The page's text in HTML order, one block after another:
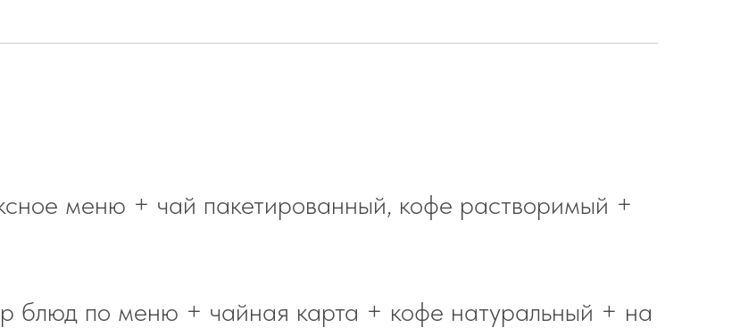
меню + чай пакетированный, кофе растворимый +
блюд по меню + чайная карта + кофе натуральный + на